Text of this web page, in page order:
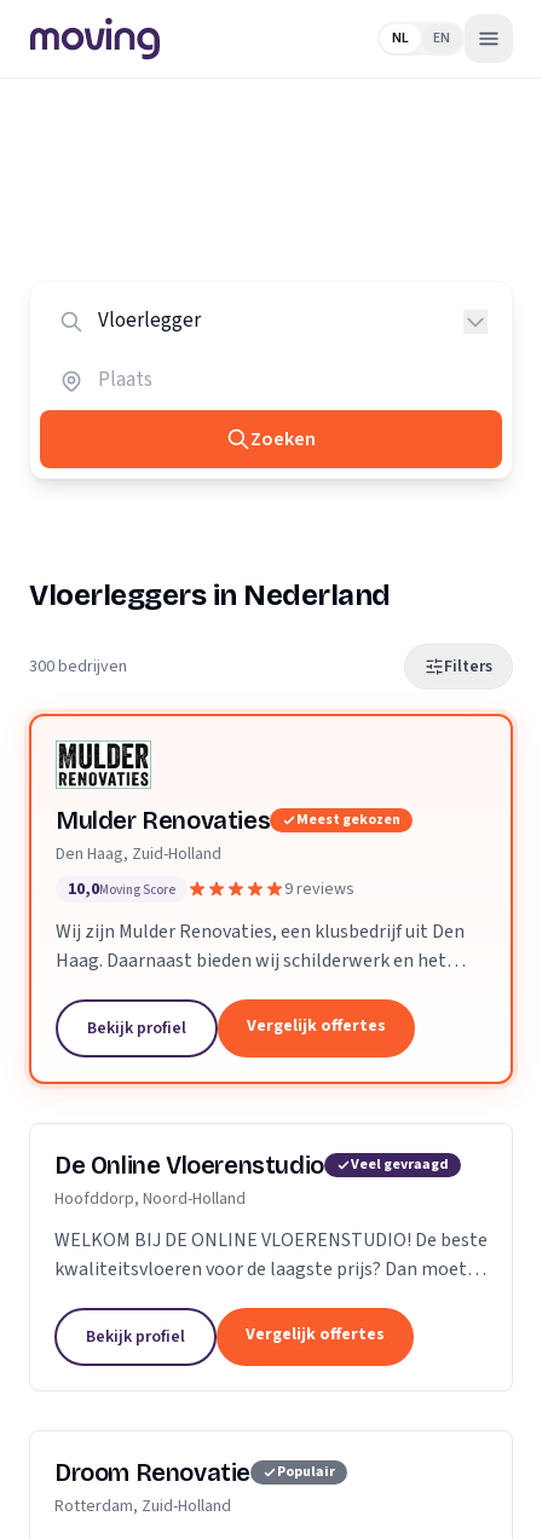
NL EN
Zoeken
Vloerleggers in Nederland
300 bedrijven Filters
Mulder Renovaties Meest gekozen
Den Haag, Zuid-Holland
10,0Moving Score 9 reviews
Wij zijn Mulder Renovaties, een klusbedrijf uit Den
Haag. Daarnaast bieden wij schilderwerk en het
Bekijk profiel Vergelijk offertes
De Online Vloerenstudio Veel gevraagd
Hoofddorp, Noord-Holland
WELKOM BIJ DE ONLINE VLOERENSTUDIO! De beste
kwaliteitsvloeren voor de laagste prijs? Dan moet u
soorten parketvloeren en laminaat online
bestellen...
Bekijk profiel Vergelijk offertes
Droom Renovatie Populair
Rotterdam, Zuid-Holland